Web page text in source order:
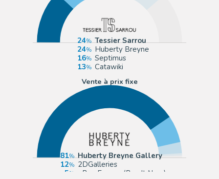
24
Tessier Sarrou
24
Huberty Breyne
16
Septimus
13
Catawiki
Vente à prix fixe
81
Huberty Breyne Gallery
12
2DGalleries
5
eBay Europe (Buy It Now)